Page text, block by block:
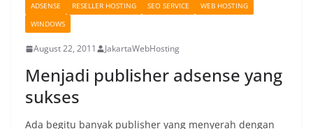
ADSENSE RESELLER HOSTING SEO SERVICE
WEB HOSTING
WINDOWS
August 22, 2011 JakartaWebHosting
Menjadi publisher adsense yang
sukses
Ada begitu banyak publisher yang menyerah dengan